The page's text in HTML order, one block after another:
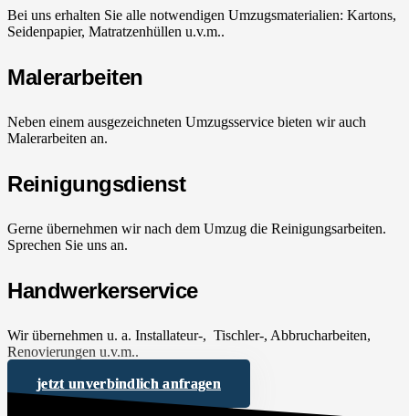
Bei uns erhalten Sie alle notwendigen Umzugsmaterialien: Kartons,
Seidenpapier, Matratzenhüllen u.v.m..
Malerarbeiten
Neben einem ausgezeichneten Umzugsservice bieten wir auch
Malerarbeiten an.
Reinigungsdienst
Gerne übernehmen wir nach dem Umzug die Reinigungsarbeiten.
Sprechen Sie uns an.
Handwerkerservice
Wir übernehmen u. a. Installateur-, Tischler-, Abbrucharbeiten,
Renovierungen u.v.m..
jetzt unverbindlich anfragen